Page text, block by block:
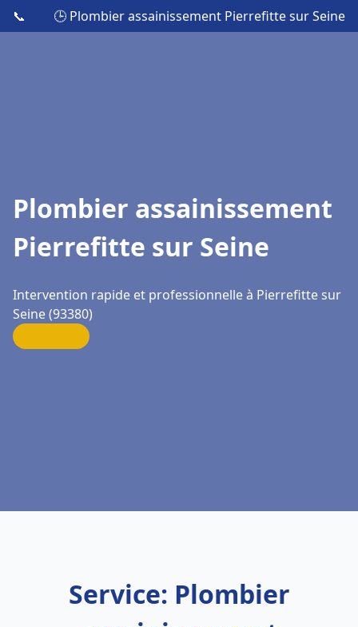
📞 🕒 Plombier assainissement Pierrefitte sur Seine
Plombier assainissement
Pierrefitte sur Seine
Intervention rapide et professionnelle à Pierrefitte sur
Seine (93380)
Service: Plombier